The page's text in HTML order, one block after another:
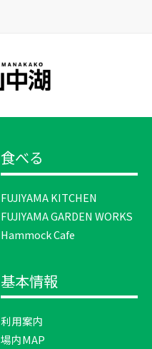
食べる
FUJIYAMA KITCHEN
FUJIYAMA GARDEN WORKS
Hammock Cafe
基本情報
利用案内
場内MAP